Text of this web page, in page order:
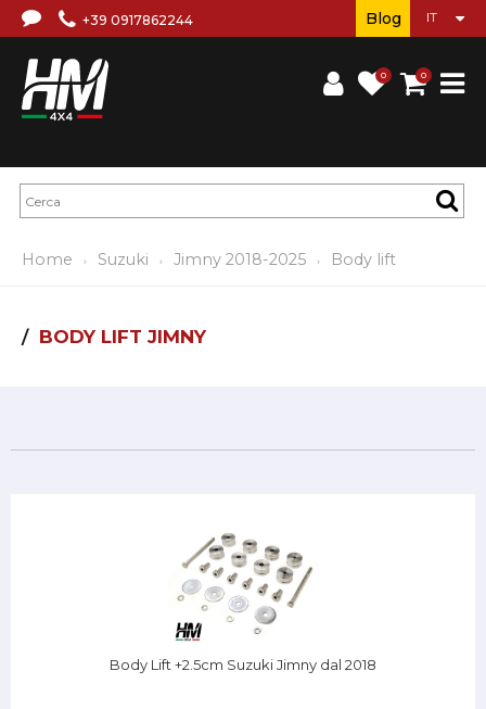
+39 0917862244
0 0
Blog
Home Suzuki Jimny 2018-2025 Body lift
BODY LIFT JIMNY
Body Lift +2.5cm Suzuki Jimny dal 2018